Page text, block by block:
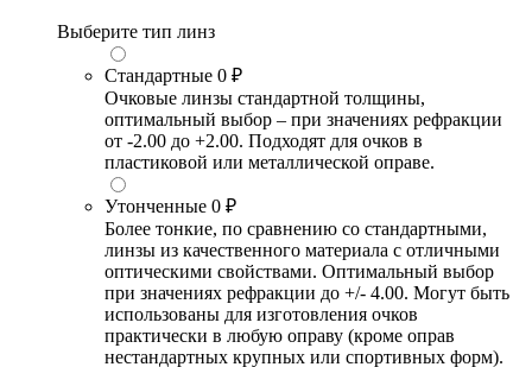
Выберите тип линз
Стандартные 0 ₽
Очковые линзы стандартной толщины,
оптимальный выбор – при значениях рефракции
от -2.00 до +2.00. Подходят для очков в
пластиковой или металлической оправе.
Утонченные 0 ₽
Более тонкие, по сравнению со стандартными,
линзы из качественного материала с отличными
оптическими свойствами. Оптимальный выбор
при значениях рефракции до +/- 4.00. Могут быть
использованы для изготовления очков
практически в любую оправу (кроме оправ
нестандартных крупных или спортивных форм).